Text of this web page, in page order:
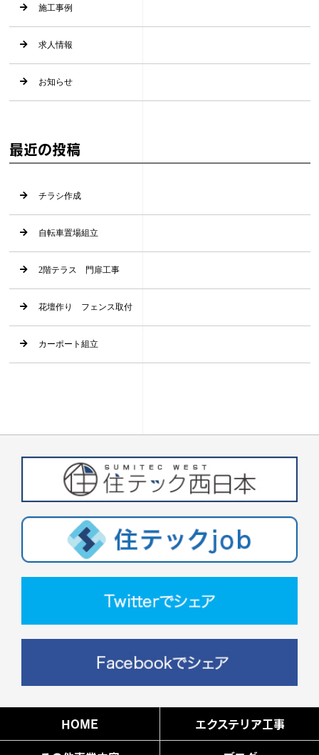
施工事例
求人情報
お知らせ
最近の投稿
チラシ作成
自転車置場組立
2階テラス 門扉工事
花壇作り フェンス取付
カーポート組立
HOME エクステリア工事